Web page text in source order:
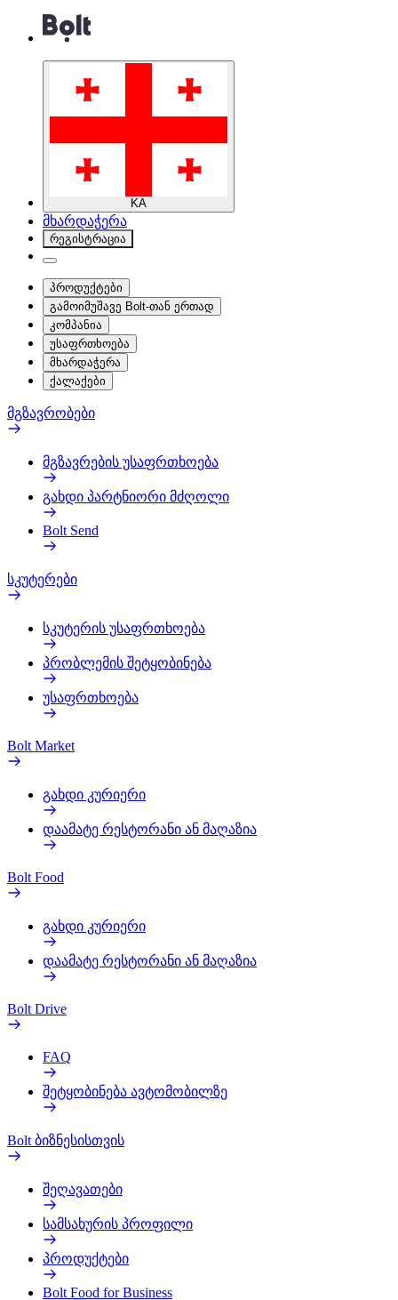
KA
მხარდაჭერა
რეგისტრაცია
პროდუქტები
გამოიმუშავე Bolt-თან ერთად
კომპანია
უსაფრთხოება
მხარდაჭერა
ქალაქები
მგზავრობები
მგზავრების უსაფრთხოება
გახდი პარტნიორი მძღოლი
Bolt Send
სკუტერები
სკუტერის უსაფრთხოება
პრობლემის შეტყობინება
უსაფრთხოება
Bolt Market
გახდი კურიერი
დაამატე რესტორანი ან მაღაზია
Bolt Food
გახდი კურიერი
დაამატე რესტორანი ან მაღაზია
Bolt Drive
FAQ
შეტყობინება ავტომობილზე
Bolt ბიზნესისთვის
შეღავათები
სამსახურის პროფილი
პროდუქტები
Bolt Food for Business